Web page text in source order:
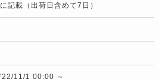
記載（出荷日含めて7日）
11/1 00:00 ～